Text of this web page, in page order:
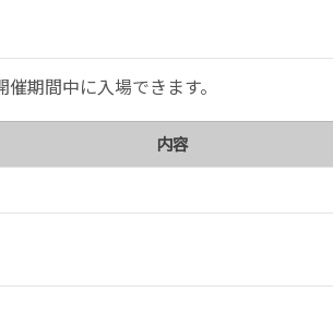
期間中に入場できます。
内容